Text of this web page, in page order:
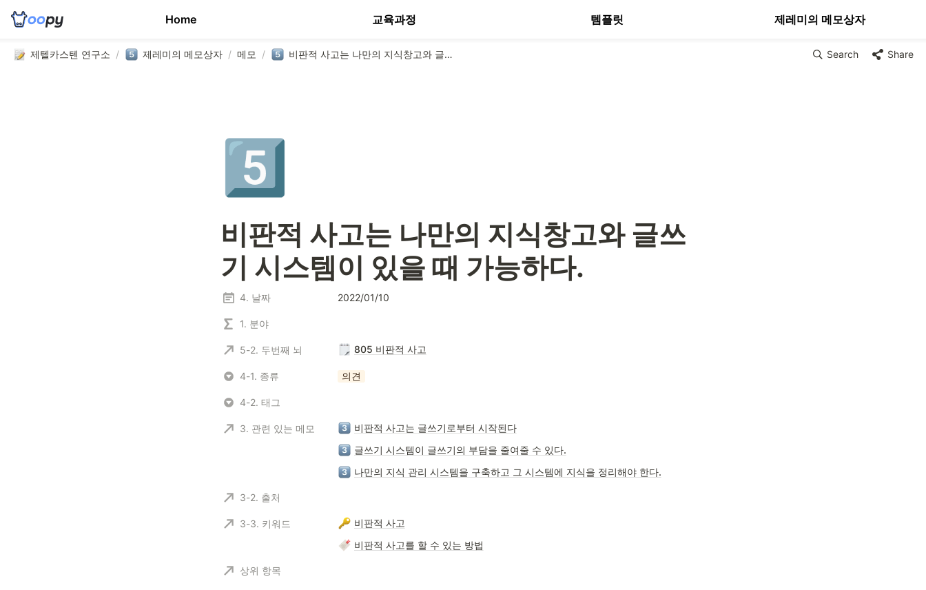
제텔카스텐 연구소 / 제레미의 메모상자 / 메모 / 비판적 사고는 나만의 지식창고와 글쓰기 시스템이 있을 때 가능하다. Search Share
5️⃣
비판적 사고는 나만의 지식창고와 글쓰
기 시스템이 있을 때 가능하다.
4. 날짜 2022/01/10
1. 분야
5-2. 두번째 뇌 805 비판적 사고
4-1. 종류 의견
4-2. 태그
3. 관련 있는 메모
비판적 사고는 글쓰기로부터 시작된다
글쓰기 시스템이 글쓰기의 부담을 줄여줄 수 있다.
나만의 지식 관리 시스템을 구축하고 그 시스템에 지식을 정리해야 한다.
3-2. 출처
3-3. 키워드
비판적 사고
비판적 사고를 할 수 있는 방법
상위 항목
Home 교육과정 템플릿 제레미의 메모상자